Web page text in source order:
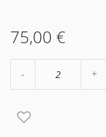
75,00 €
κατά
2